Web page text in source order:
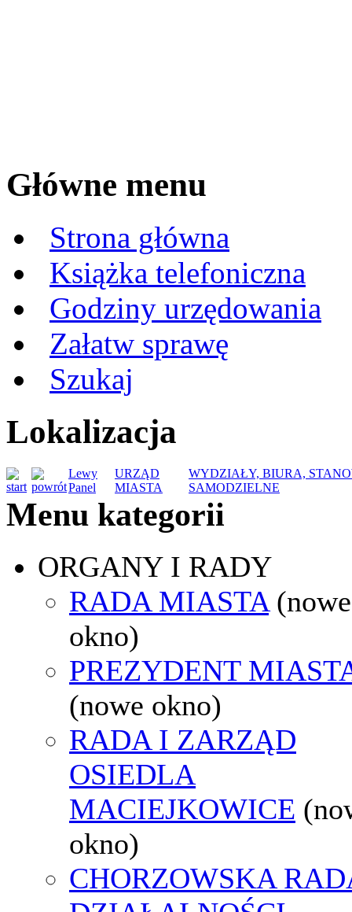
Główne menu
Strona główna
Książka telefoniczna
Godziny urzędowania
Załatw sprawę
Szukaj
Lokalizacja
Lewy
Panel
URZĄD
MIASTA
WYDZIAŁY, BIURA,
SAMODZIELNE
Menu kategorii
ORGANY I RADY
RADA MIASTA (nowe
okno)
PREZYDENT
(nowe okno)
RADA I ZARZĄD
OSIEDLA
MACIEJKOWICE
okno)
CHORZOWSKA